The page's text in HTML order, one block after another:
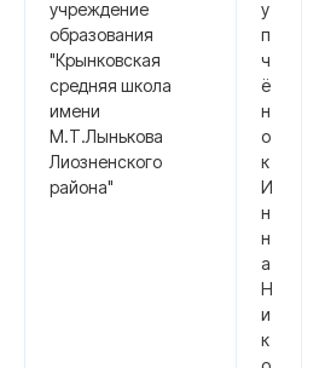
учреждение
образования
"Крынковская
средняя школа
имени
М.Т.Лынькова
Лиозненского
района"
у
п
ч
ё
н
о
к
И
н
н
а
Н
и
к